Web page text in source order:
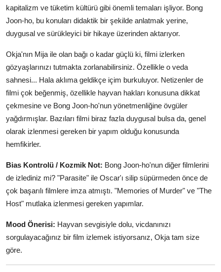
kapitalizm ve tüketim kültürü gibi önemli temaları işliyor. Bong
Joon-ho, bu konuları didaktik bir şekilde anlatmak yerine,
duygusal ve sürükleyici bir hikaye üzerinden aktarıyor.
Okja'nın Mija ile olan bağı o kadar güçlü ki, filmi izlerken
gözyaşlarınızı tutmakta zorlanabilirsiniz. Özellikle o veda
sahnesi... Hala aklıma geldikçe içim burkuluyor. Netizenler de
filmi çok beğenmiş, özellikle hayvan hakları konusuna dikkat
çekmesine ve Bong Joon-ho'nun yönetmenliğine övgüler
yağdırmışlar. Bazıları filmi biraz fazla duygusal bulsa da, genel
olarak izlenmesi gereken bir yapım olduğu konusunda
hemfikirler.
Bias Kontrolü / Kozmik Not: Bong Joon-ho'nun diğer filmlerini
de izlediniz mi? "Parasite" ile Oscar'ı silip süpürmeden önce de
çok başarılı filmlere imza atmıştı. "Memories of Murder" ve "The
Host" mutlaka izlenmesi gereken yapımlar.
Mood Önerisi: Hayvan sevgisiyle dolu, vicdanınızı
sorgulayacağınız bir film izlemek istiyorsanız, Okja tam size
göre.